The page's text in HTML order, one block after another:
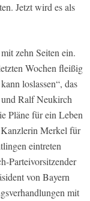
Jetzt wird es als
zehn Seiten ein.
Wochen fleißig
loslassen“, das
und Ralf Neukirch
Pläne für ein Leben
Merkel für
eintreten
Parteivorsitzender
von Bayern
mit